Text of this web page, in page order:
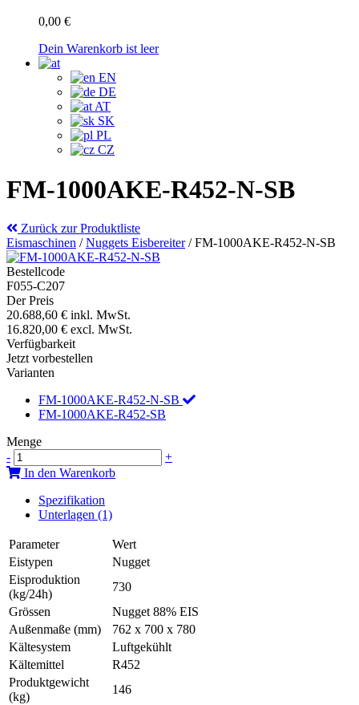
0,00 €
Dein Warenkorb ist leer
EN
DE
AT
SK
PL
CZ
FM-1000AKE-R452-N-SB
Zurück zur Produktliste
Eismaschinen /Nuggets Eisbereiter/FM-1000AKE-R452-N-SB
Bestellcode
F055-C207
Der Preis
20.688,60 € inkl. MwSt.
16.820,00 € excl. MwSt.
Verfügbarkeit
Jetzt vorbestellen
Varianten
FM-1000AKE-R452-N-SB
FM-1000AKE-R452-SB
Menge
-
+
In den Warenkorb
Spezifikation
Unterlagen (1)
Parameter
Wert
Eistypen
Nugget
Eisproduktion
(kg/24h)
730
Grössen
Nugget 88% EIS
Außenmaße (mm)
762 x 700 x 780
Kältesystem
Luftgekühlt
Kältemittel
R452
Produktgewicht
(kg)
146